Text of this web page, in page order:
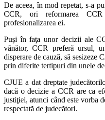
De aceea, în mod repetat, s-a
CCR, ori reformarea
profesionalizarea ei.
Puşi în faţa unor decizii ale
vânător, CCR preferă ursul,
disperare de cauză, să sesizeze
prin diferite tertipuri din unele
CJUE a dat dreptate
dacă o decizie a CCR are ca
justiţiei, atunci când este vorba
respectată de judecători.